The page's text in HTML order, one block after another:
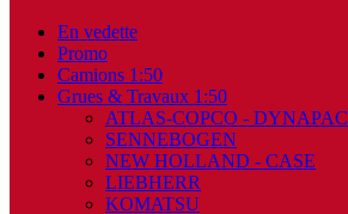
En vedette
Promo
Camions 1:50
Grues & Travaux 1:50
ATLAS-COPCO - DYNAPAC
SENNEBOGEN
NEW HOLLAND - CASE
LIEBHERR
KOMATSU